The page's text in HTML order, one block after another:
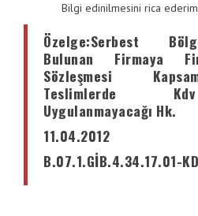
Bilgi edinilmesini rica
Özelge:Serbest
Bulunan Firmaya
Sözleşmesi
Teslimlerde
Uygulanmayacağı Hk.
11.04.2012
B.07.1.GİB.4.34.17.01-